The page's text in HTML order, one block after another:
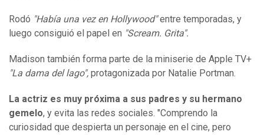
Rodó "Había una vez en Hollywood"entre temporadas, y
luego consiguió el papel en "Scream. Grita".
Madison también forma parte de la miniserie de Apple TV+
"La dama del lago", protagonizada por Natalie Portman.
La actriz es muy próxima a sus padres y su hermano
gemelo, y evita las redes sociales. "Comprendo la
curiosidad que despierta un personaje en el cine, pero